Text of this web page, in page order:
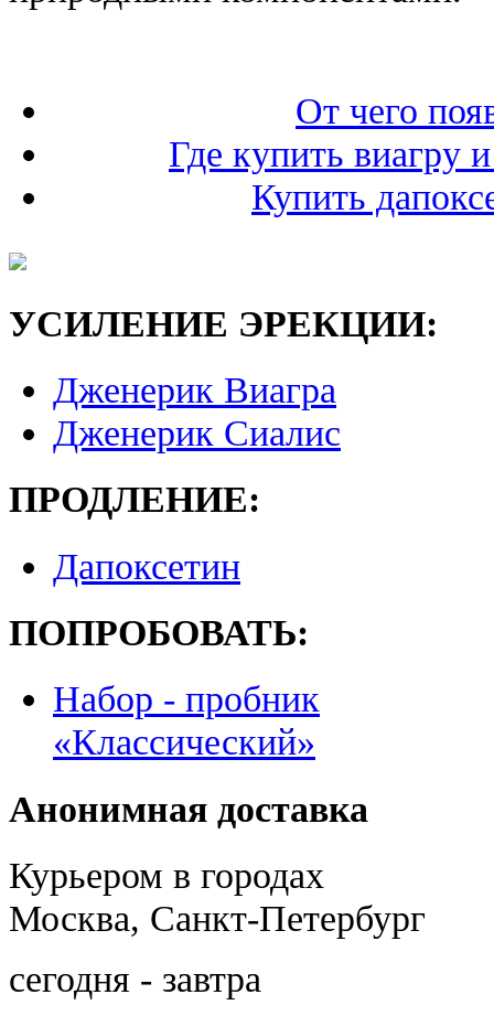
От чего
Где купить виагру
Купить
УСИЛЕНИЕ ЭРЕКЦИИ:
Дженерик Виагра
Дженерик Сиалис
ПРОДЛЕНИЕ:
Дапоксетин
ПОПРОБОВАТЬ:
Набор - пробник
«Классический»
Анонимная доставка
Курьером в городах
Москва, Санкт-Петербург
сегодня - завтра